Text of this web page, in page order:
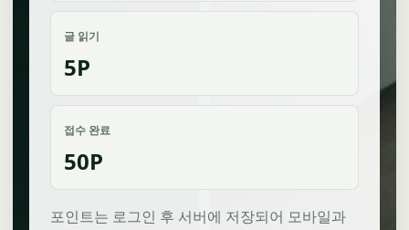
글 읽기
5P
접수 완료
50P
포인트는 로그인 후 서버에 저장되어 모바일과